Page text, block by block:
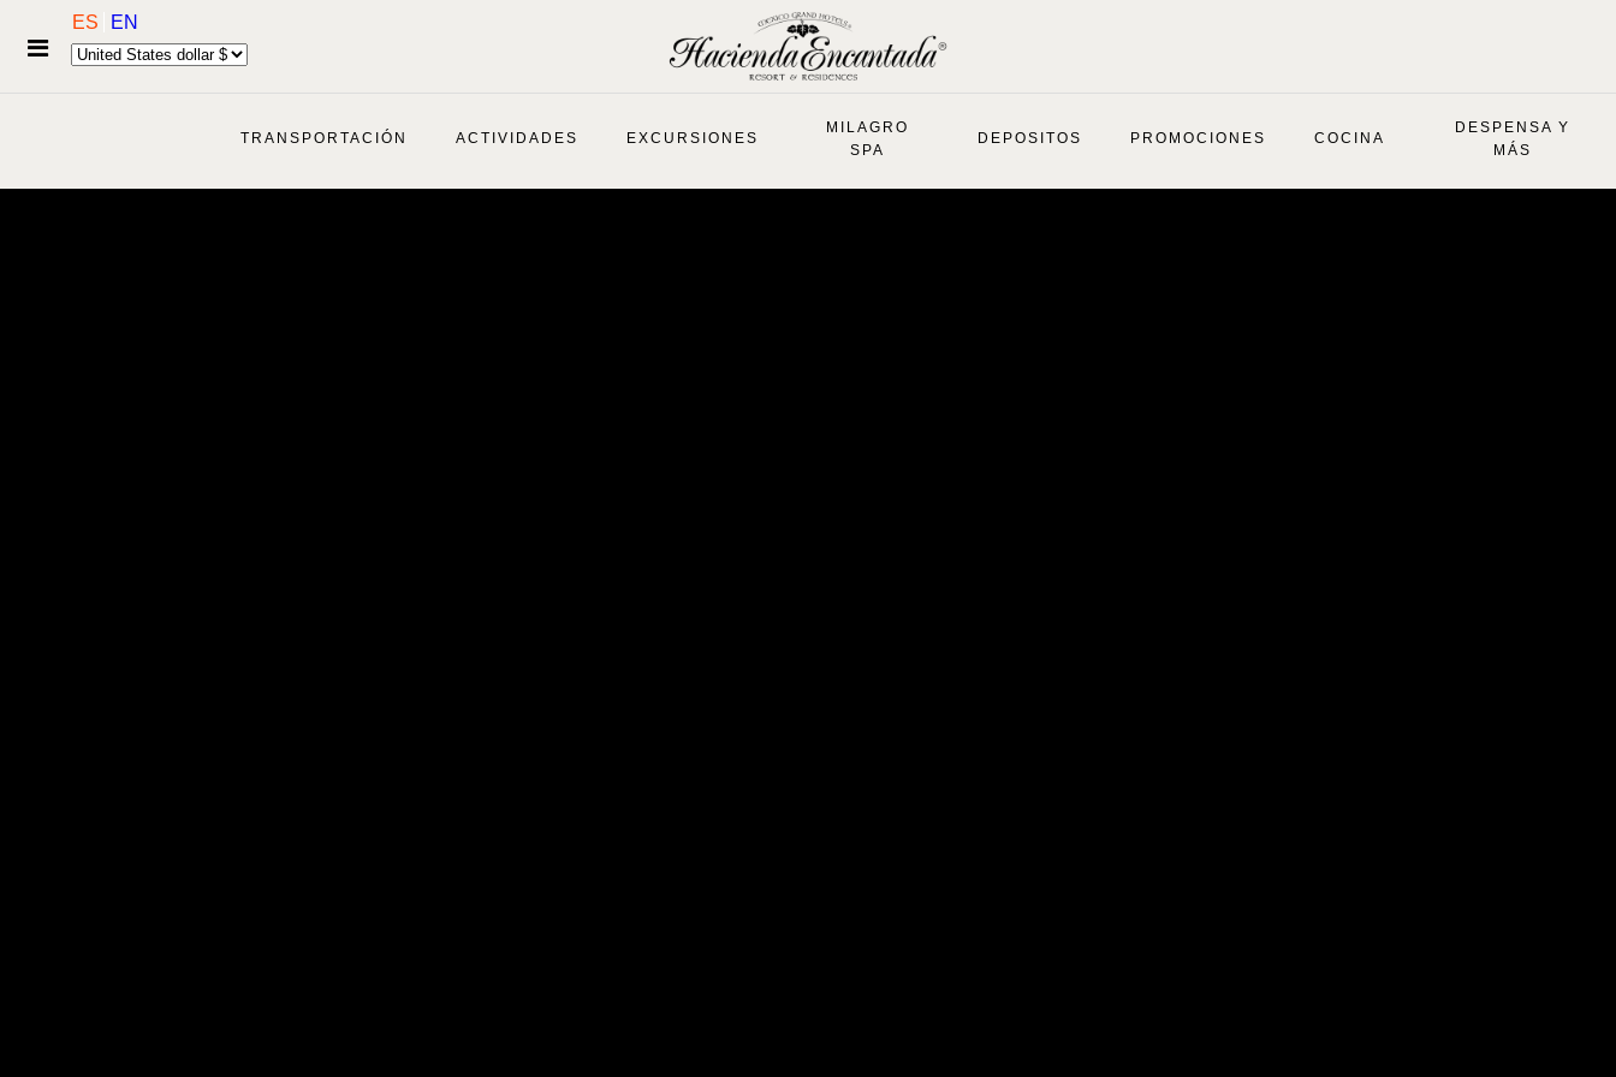
ES EN
TRANSPORTACIÓN ACTIVIDADES EXCURSIONES
MILAGRO
SPA
DEPOSITOS PROMOCIONES COCINA
DESPENSA Y
MÁS